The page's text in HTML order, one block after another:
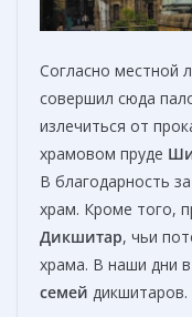
Согласно местной
совершил сюда
излечиться от
храмовом пруде
В благодарность
храм. Кроме того,
Дикшитар, чьи
храма. В наши дни в
семей дикшитаров.